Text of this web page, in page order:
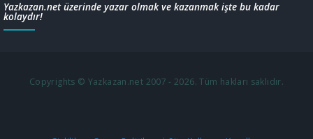
Yazkazan.net üzerinde yazar olmak ve kazanmak işte bu kadar
kolaydır!
Copyrights © Yazkazan.net 2007 - 2026. Tüm hakları saklıdır.